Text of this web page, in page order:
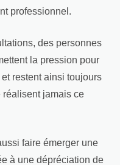
professionnel.
des personnes
la pression pour
restent ainsi toujours
réalisent jamais ce
faire émerger une
à une dépréciation de